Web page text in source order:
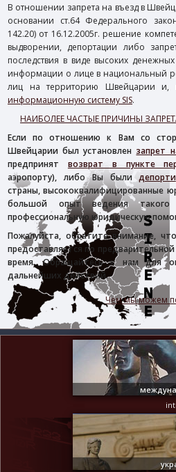
В отношении запрета на въезд в
основании ст.64 Федерального
142.20) от 16.12.2005г. решение
выдворении, депортации либо
последствия в виде высоких
информации о лице в национальный
лиц на территорию Швейцарии и,
информационную систему SIS.
НАИБОЛЕЕ ЧАСТЫЕ ПРИЧИНЫ
Если по отношению к Вам со
Швейцарии был установлен запрет
предпринят возврат в пункте
аэропорту), либо Вы были
страны, высококвалифицированные
большой опыт ведения
профессиональную юридическую
Пожалуйста, обратите внимание,
предоставляется по
время. Обращайтесь к нам для
дальнейших действий.
Чем мы можем